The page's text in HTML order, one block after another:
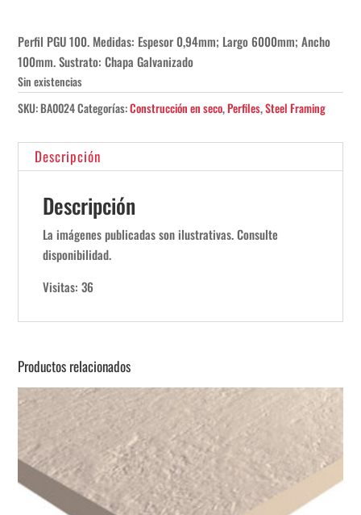
Perfil PGU 100. Medidas: Espesor 0,94mm; Largo 6000mm; Ancho
100mm. Sustrato: Chapa Galvanizado
Sin existencias
SKU:BA0024Categorías:Construcción en seco,Perfiles,Steel Framing
Descripción
Descripción
La imágenes publicadas son ilustrativas. Consulte
disponibilidad.
Visitas: 36
Productos relacionados